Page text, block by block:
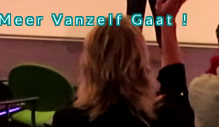
Vanzelf Gaat !